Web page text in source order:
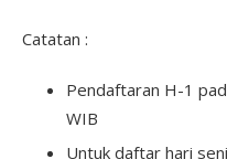
Catatan :
Pendaftaran H-1
WIB
Untuk daftar hari